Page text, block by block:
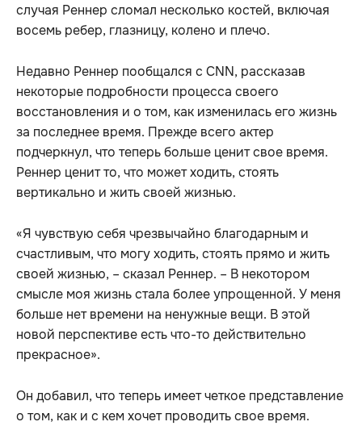
случая Реннер сломал несколько костей, включая
восемь ребер, глазницу, колено и плечо.
Недавно Реннер пообщался с CNN, рассказав
некоторые подробности процесса своего
восстановления и о том, как изменилась его жизнь
за последнее время. Прежде всего актер
подчеркнул, что теперь больше ценит свое время.
Реннер ценит то, что может ходить, стоять
вертикально и жить своей жизнью.
«Я чувствую себя чрезвычайно благодарным и
счастливым, что могу ходить, стоять прямо и жить
своей жизнью, – сказал Реннер. – В некотором
смысле моя жизнь стала более упрощенной. У меня
больше нет времени на ненужные вещи. В этой
новой перспективе есть что-то действительно
прекрасное».
Он добавил, что теперь имеет четкое представление
о том, как и с кем хочет проводить свое время.